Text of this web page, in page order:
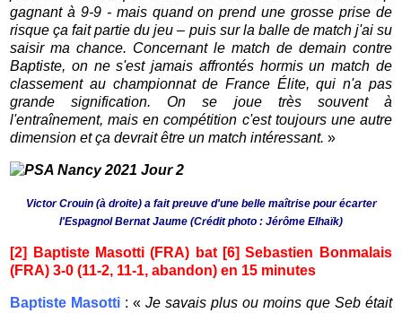
gagnant à 9-9 - mais quand on prend une grosse prise de
risque ça fait partie du jeu – puis sur la balle de match j'ai su
saisir ma chance. Concernant le match de demain contre
Baptiste, on ne s'est jamais affrontés hormis un match de
classement au championnat de France Élite, qui n'a pas
grande signification. On se joue très souvent à
l'entraînement, mais en compétition c'est toujours une autre
dimension et ça devrait être un match intéressant. »
Victor Crouin (à droite) a fait preuve d'une belle maîtrise pour écarter
l'Espagnol Bernat Jaume (Crédit photo : Jérôme Elhaïk)
[2] Baptiste Masotti (FRA) bat [6] Sebastien Bonmalais
(FRA) 3-0 (11-2, 11-1, abandon) en 15 minutes
Baptiste Masotti : «Je savais plus ou moins que Seb était